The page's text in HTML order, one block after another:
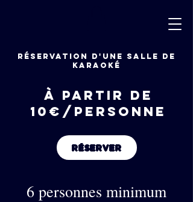
RÉSERVATION D'UNE SALLE DE
KARAOKÉ
à partir de
10€/personne
RÉSERVER
6 personnes minimum